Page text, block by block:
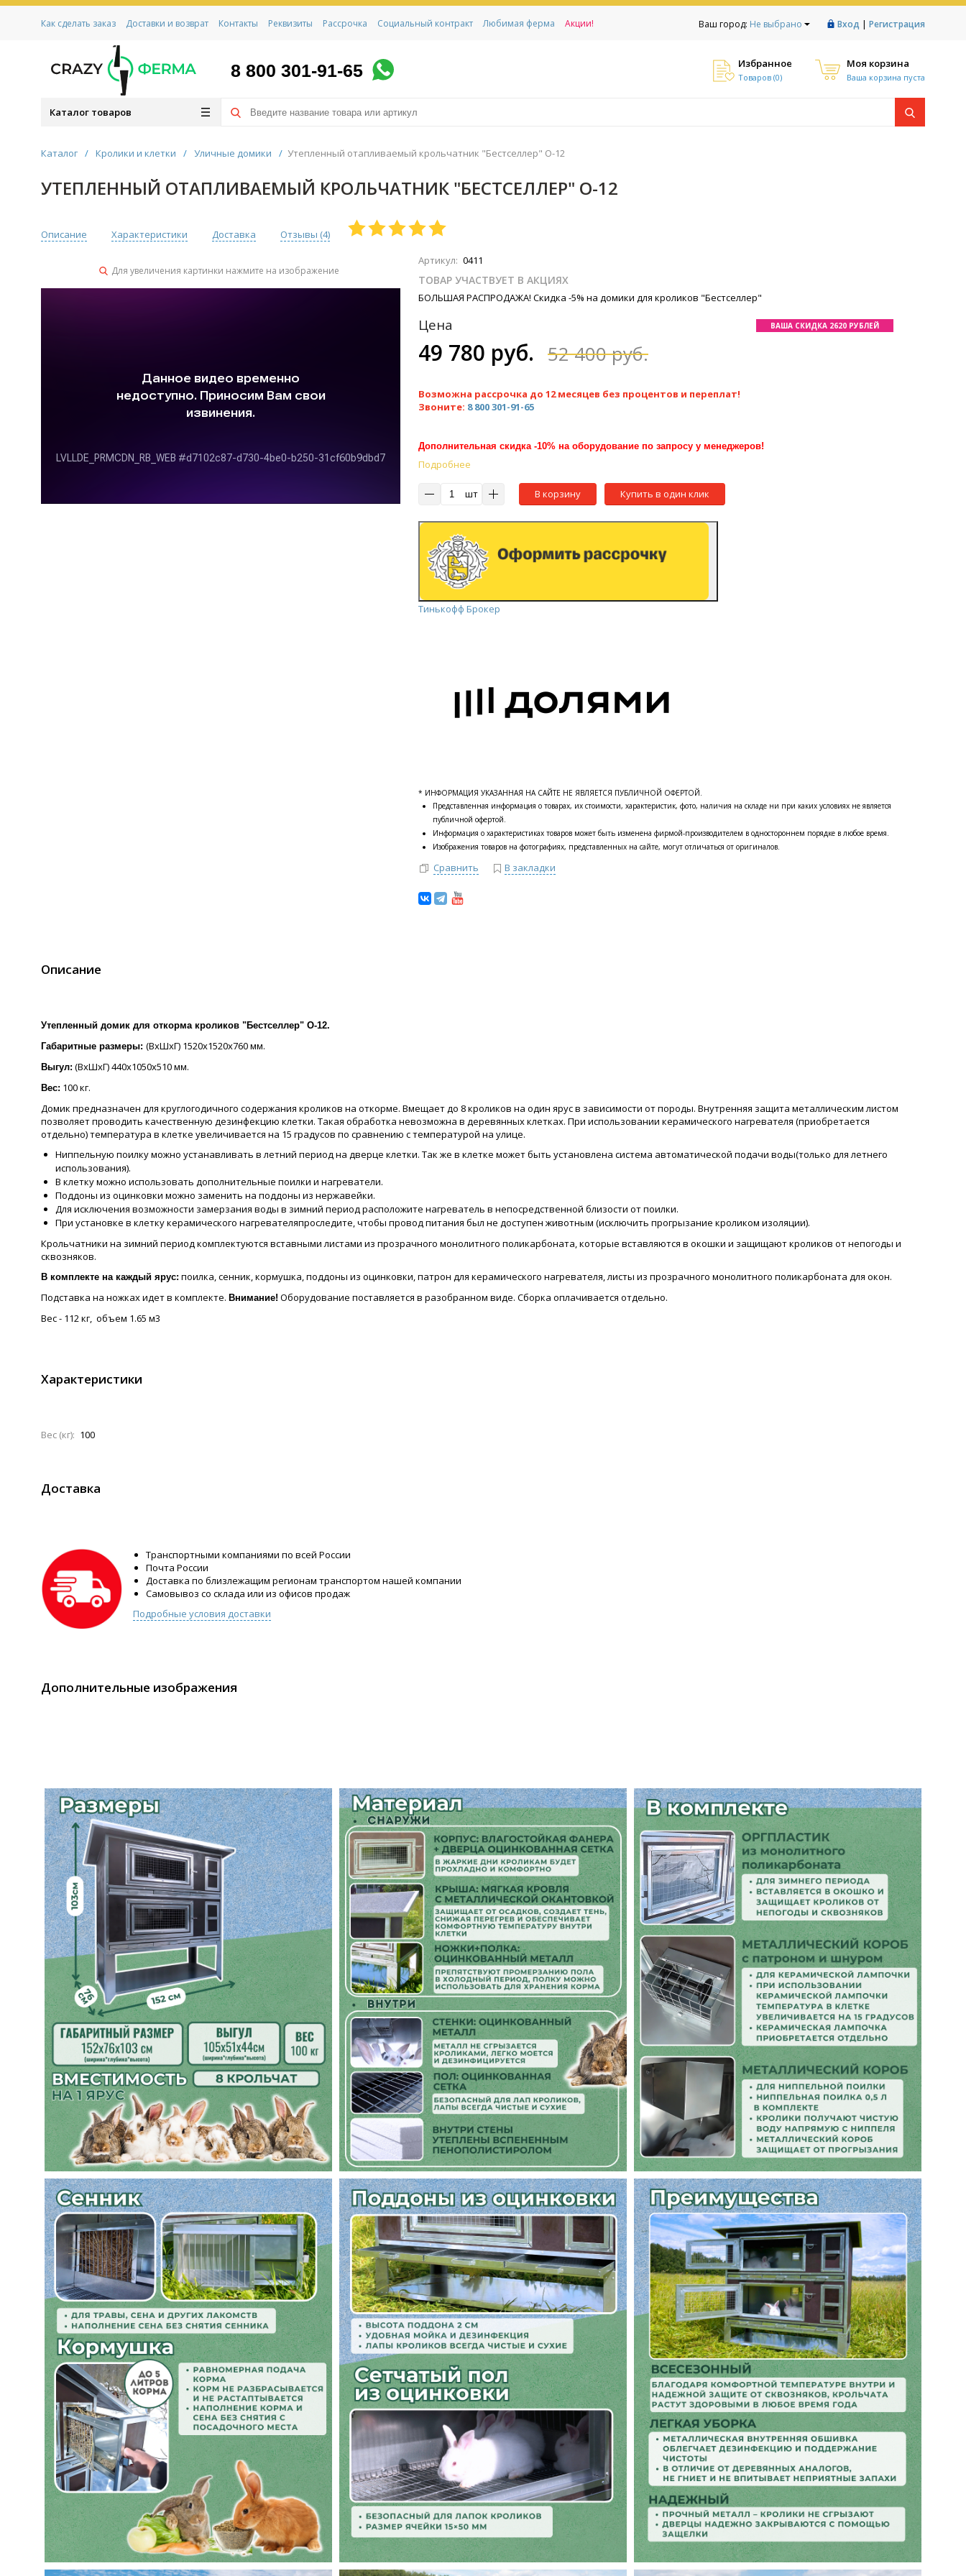
Ваш город: Не выбрано Вход | Регистрация
Как сделать заказ Доставки и возврат Контакты Реквизиты Рассрочка Социальный контракт Любимая ферма Акции!
8 800 301-91-65 Избранное
Товаров (0)
Моя корзина
Ваша корзина пуста
Каталог товаров
Каталог / Кролики и клетки / Уличные домики / Утепленный отапливаемый крольчатник "Бестселлер" О-12
УТЕПЛЕННЫЙ ОТАПЛИВАЕМЫЙ КРОЛЬЧАТНИК "БЕСТСЕЛЛЕР" О-12
Описание Характеристики Доставка Отзывы (4)
Для увеличения картинки нажмите на изображение
Артикул: 0411
ТОВАР УЧАСТВУЕТ В АКЦИЯХ
БОЛЬШАЯ РАСПРОДАЖА! Скидка -5% на домики для кроликов "Бестселлер"
Цена
49 780 руб. 52 400 руб.
ВАША СКИДКА 2620 РУБЛЕЙ
Возможна рассрочка до 12 месяцев без процентов и переплат!
Звоните: 8 800 301-91-65
Дополнительная скидка -10% на оборудование по запросу у менеджеров!
Подробнее
шт В корзину Купить в один клик
Тинькофф Брокер
* ИНФОРМАЦИЯ УКАЗАННАЯ НА САЙТЕ НЕ ЯВЛЯЕТСЯ ПУБЛИЧНОЙ ОФЕРТОЙ.
Представленная информация о товарах, их стоимости, характеристик, фото, наличия на складе ни при каких условиях не является
публичной офертой.
Информация о характеристиках товаров может быть изменена фирмой-производителем в одностороннем порядке в любое время.
Изображения товаров на фотографиях, представленных на сайте, могут отличаться от оригиналов.
Сравнить В закладки
Описание
Утепленный домик для откорма кроликов "Бестселлер" О-12.
Габаритные размеры: (ВхШхГ) 1520х1520х760 мм.
Выгул: (ВхШхГ) 440х1050х510 мм.
Вес: 100 кг.
Домик предназначен для круглогодичного содержания кроликов на откорме. Вмещает до 8 кроликов на один ярус в зависимости от породы. Внутренняя защита металлическим листом
позволяет проводить качественную дезинфекцию клетки. Такая обработка невозможна в деревянных клетках. При использовании керамического нагревателя (приобретается
отдельно) температура в клетке увеличивается на 15 градусов по сравнению с температурой на улице.
Ниппельную поилку можно устанавливать в летний период на дверце клетки. Так же в клетке может быть установлена система автоматической подачи воды(только для летнего
использования).
В клетку можно использовать дополнительные поилки и нагреватели.
Поддоны из оцинковки можно заменить на поддоны из нержавейки.
Для исключения возможности замерзания воды в зимний период расположите нагреватель в непосредственной близости от поилки.
При установке в клетку керамического нагревателяпроследите, чтобы провод питания был не доступен животным (исключить прогрызание кроликом изоляции).
Крольчатники на зимний период комплектуются вставными листами из прозрачного монолитного поликарбоната, которые вставляются в окошки и защищают кроликов от непогоды и
сквозняков.
В комплекте на каждый ярус: поилка, сенник, кормушка, поддоны из оцинковки, патрон для керамического нагревателя, листы из прозрачного монолитного поликарбоната для окон.
Подставка на ножках идет в комплекте. Внимание! Оборудование поставляется в разобранном виде. Сборка оплачивается отдельно.
Вес - 112 кг, объем 1.65 м3
Характеристики
Вес (кг): 100
Доставка
Транспортными компаниями по всей России
Почта России
Доставка по близлежащим регионам транспортом нашей компании
Самовывоз со склада или из офисов продаж
Подробные условия доставки
Дополнительные изображения